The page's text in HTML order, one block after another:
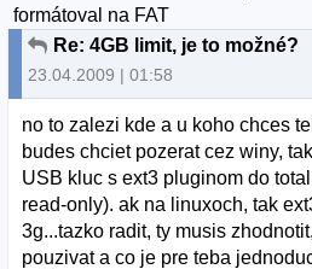
formátoval na FAT
Re: 4GB limit, je to možné?
23.04.2009 | 01:58
no to zalezi kde a u koho chces
budes chciet pozerat cez winy,
USB kluc s ext3 pluginom do
read-only). ak na linuxoch, tak
3g...tazko radit, ty musis
pouzivat a co je pre teba